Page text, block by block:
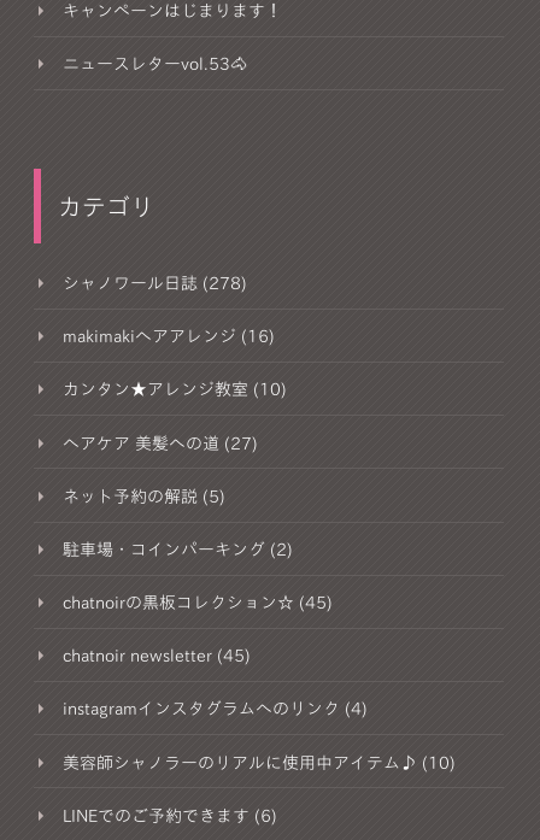
キャンペーンはじまります！
ニュースレターvol.53🐴
カテゴリ
シャノワール日誌 (278)
makimakiヘアアレンジ (16)
カンタン★アレンジ教室 (10)
ヘアケア 美髪への道 (27)
ネット予約の解説 (5)
駐車場・コインパーキング (2)
chatnoirの黒板コレクション☆ (45)
chatnoir newsletter (45)
instagramインスタグラムへのリンク (4)
美容師シャノラーのリアルに使用中アイテム♪ (10)
LINEでのご予約できます (6)